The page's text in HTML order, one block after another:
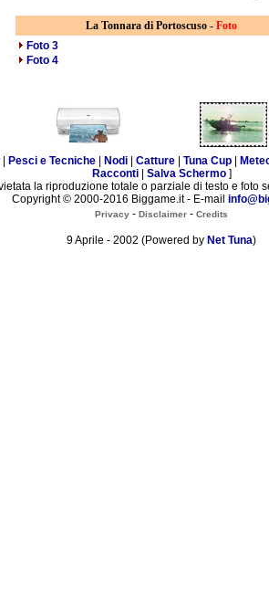
La Tonnara di Portoscuso - Foto
Foto 3
Foto 4
Pesci e Tecniche Nodi Catture Tuna Cup
Racconti| Salva Schermo]
la riproduzione totale o parziale di testo e foto
Copyright © 2000-2016 Biggame.it - E-mail
Privacy - Disclaimer - Credits
9 Aprile - 2002 (Powered by Net Tuna)